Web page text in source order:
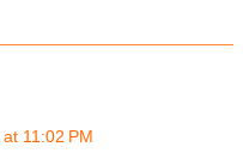
11:02 PM